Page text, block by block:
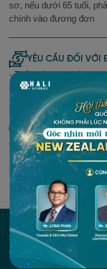
sơ, nếu dưới 65 tuổi,
chính vào đương đơn
YÊU CẦU ĐỐI VỚI
- Thỏa điều kiện về lý
- Chứng minh vốn đầu
HÌNH THỨC ĐẦU TƯ
Quỹ đầu tư được phê
THÔNG TIN